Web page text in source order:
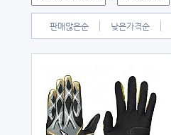
판매많은순 낮은가격순